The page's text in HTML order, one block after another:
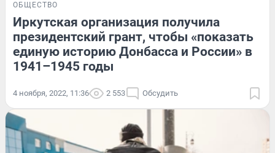
ОБЩЕСТВО
Иркутская организация получила
президентский грант, чтобы «показать
единую историю Донбасса и России» в
1941–1945 годы
4 ноября, 2022, 11:36 2 553 Обсудить